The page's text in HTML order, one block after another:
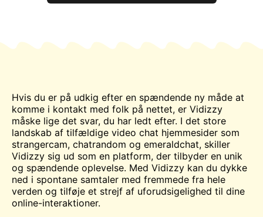
Hvis du er på udkig efter en spændende ny måde at
komme i kontakt med folk på nettet, er Vidizzy
måske lige det svar, du har ledt efter. I det store
landskab af tilfældige video chat hjemmesider som
strangercam, chatrandom og emeraldchat, skiller
Vidizzy sig ud som en platform, der tilbyder en unik
og spændende oplevelse. Med Vidizzy kan du dykke
ned i spontane samtaler med fremmede fra hele
verden og tilføje et strejf af uforudsigelighed til dine
online-interaktioner.